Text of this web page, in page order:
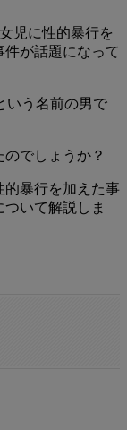
児に性的暴行を
が話題になって
いう名前の男で
でしょうか？
的暴行を加えた事
いて解説しま